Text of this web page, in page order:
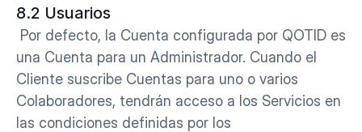
8.2 Usuarios
Por defecto, la Cuenta configurada por QOTID es
una Cuenta para un Administrador. Cuando el
Cliente suscribe Cuentas para uno o varios
Colaboradores, tendrán acceso a los Servicios en
las condiciones definidas por los